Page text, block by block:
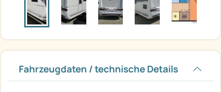
Fahrzeugdaten / technische Details